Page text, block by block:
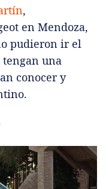
,
en Mendoza,
pudieron ir el
tengan una
conocer y